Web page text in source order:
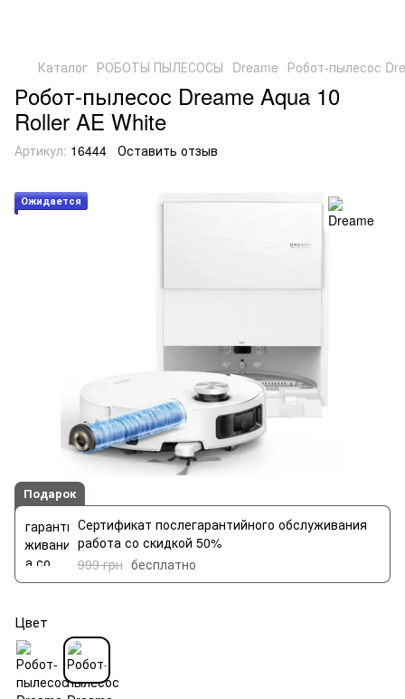
Каталог РОБОТЫ ПЫЛЕСОСЫ Dreame Робот-пылесос
Робот-пылесос Dreame Aqua 10
Roller AE White
Артикул: 16444 Оставить отзыв
Ожидается
Подарок
Сертификат послегарантийного обслуживания
работа со скидкой 50%
999 грн бесплатно
Цвет